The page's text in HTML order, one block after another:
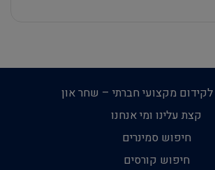
מקצועי חברתי – שחר און
קצת עלינו ומי אנחנו
חיפוש סמינרים
חיפוש קורסים